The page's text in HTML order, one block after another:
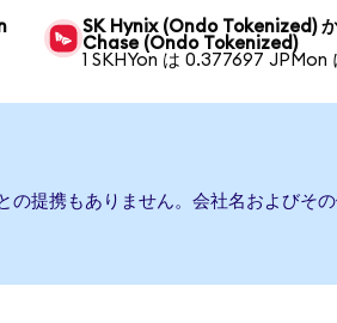
SK Hynix (Ondo Tokenized)
Chase (Ondo Tokenized)
1 SKHYon は 0.377697 JPMon
提携もありません。会社名およびその